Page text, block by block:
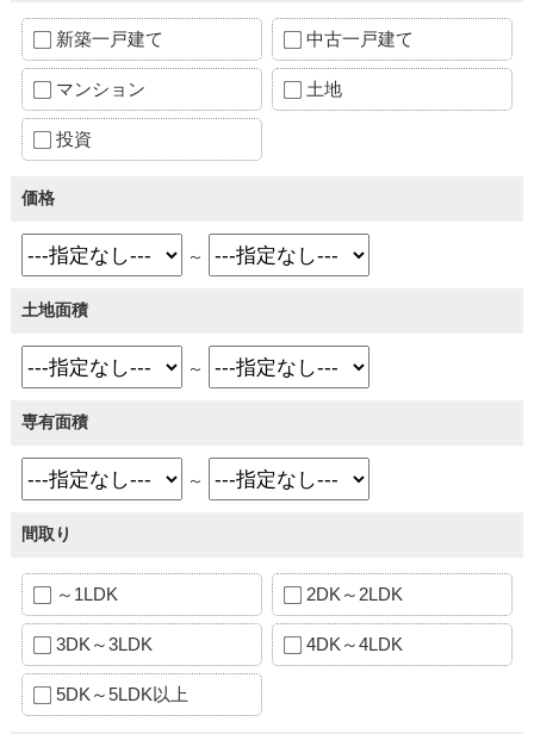
新築一戸建て 中古一戸建て
マンション 土地
投資
価格
～
土地面積
～
専有面積
～
間取り
～1LDK 2DK～2LDK
3DK～3LDK 4DK～4LDK
5DK～5LDK以上